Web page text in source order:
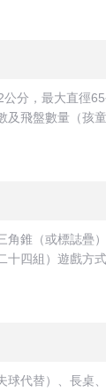
分，最大直
飛盤數量（孩
角錐（或標誌
四組）遊戲方
球代替）、長